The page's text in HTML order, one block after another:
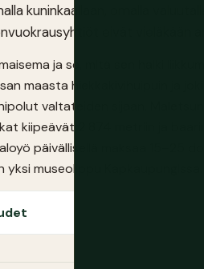
kuninkaallaan, omalla
eivät vieläkään
ja se, mitä sen halki
maasta hiekkakivihuipuin ja
valtateiden sijaan.
kiipeävät 2 874 metriin ja
päivällisellä maksaa 15–25
museolippu Kapkaupungissa.